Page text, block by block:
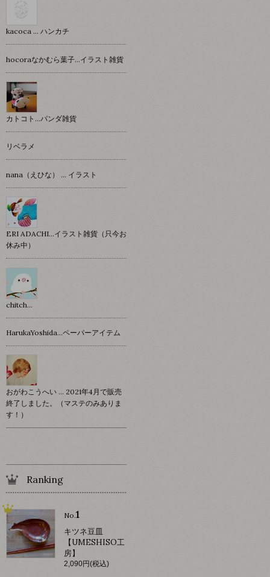
kacoca ... ハンカチ
hocoraなかむら葉子…イラスト雑貨
カトコト…パンダ雑貨
リベラメ
nana（えひな） … イラスト
ERI ADACHI...イラスト雑貨（只今お
休み中）
chitch…
HarukaYoshida…ペーパーアイテム
おがわこうへい … 2021年4月で販売
終了しました。（マステのみありま
す！）
Ranking
No.1
キツネ豆皿
【UMESHISO工
房】
2,090円(税込)